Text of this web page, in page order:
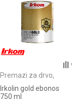
Premazi za drvo,
Irkolin gold ebonos
750 ml